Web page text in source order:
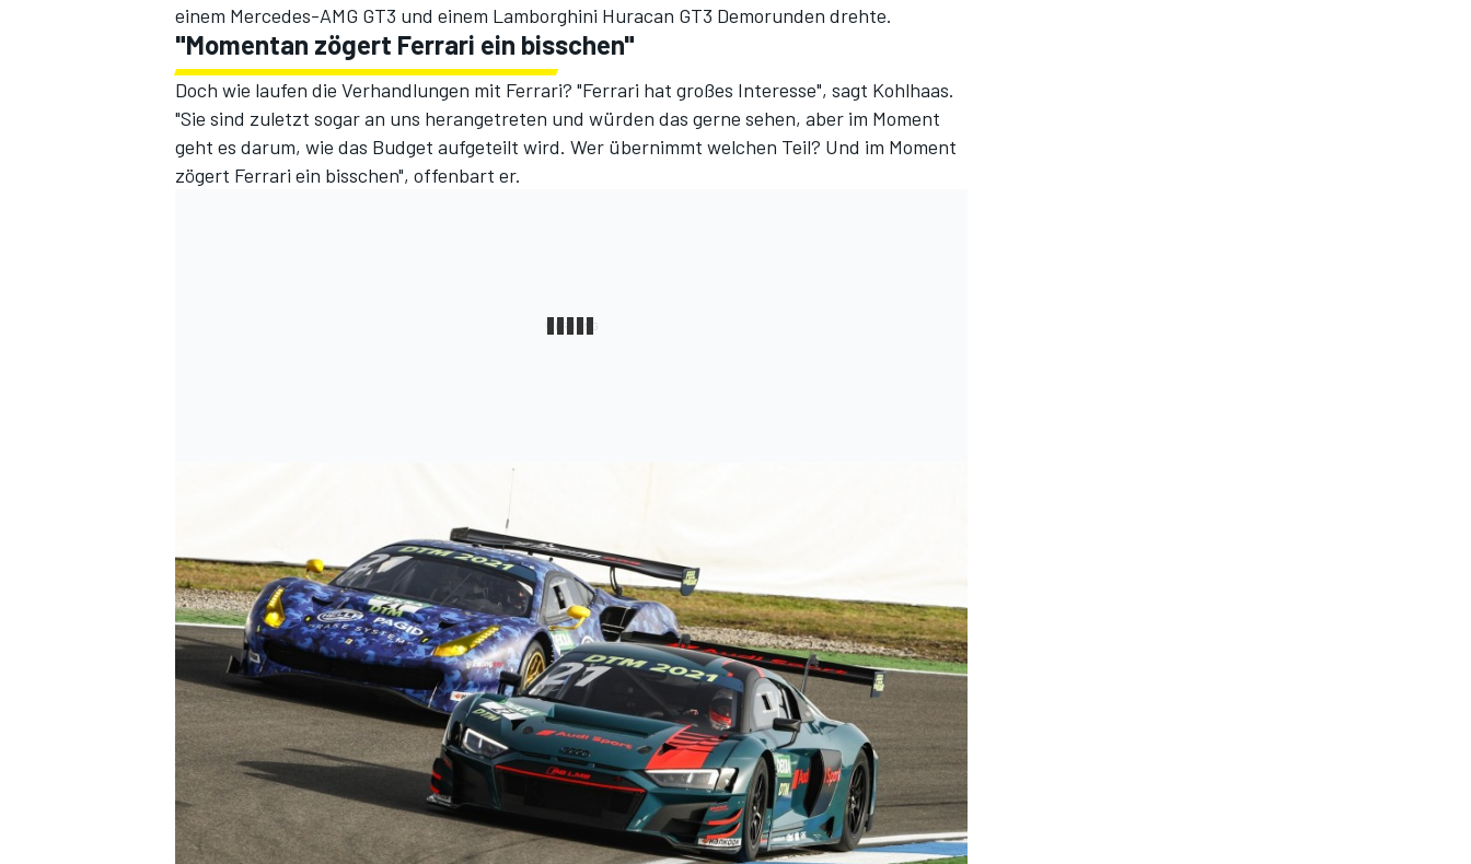
SPORTWAGEN
einem Mercedes-AMG GT3 und einem Lamborghini Huracan GT3 Demorunden drehte.
"Momentan zögert Ferrari ein bisschen"
Doch wie laufen die Verhandlungen mit Ferrari? "Ferrari hat großes Interesse", sagt Kohlhaas.
"Sie sind zuletzt sogar an uns herangetreten und würden das gerne sehen, aber im Moment
geht es darum, wie das Budget aufgeteilt wird. Wer übernimmt welchen Teil? Und im Moment
zögert Ferrari ein bisschen", offenbart er.